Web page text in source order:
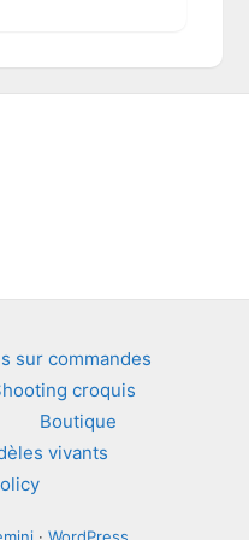
sur commandes
croquis
Boutique
vivants
· WordPress